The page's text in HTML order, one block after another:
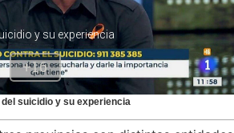
suicidio y su experiencia